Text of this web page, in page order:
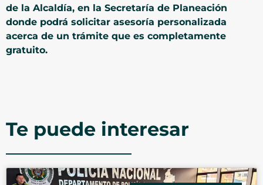
de la Alcaldía, en la Secretaría de Planeación
donde podrá solicitar asesoría personalizada
acerca de un trámite que es completamente
gratuito.
Te puede interesar